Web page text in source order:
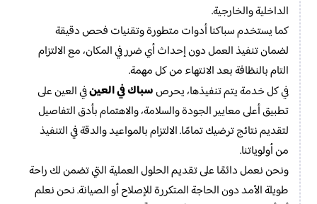
الداخلية والخارجية.
كما يستخدم سباكنا أدوات متطورة وتقنيات فحص دقيقة
لضمان تنفيذ العمل دون إحداث أي ضرر في المكان، مع الالتزام
التام بالنظافة بعد الانتهاء من كل مهمة.
في كل خدمة يتم تنفيذها، يحرصسباك في العينفي العين على
تطبيق أعلى معايير الجودة والسلامة، والاهتمام بأدق التفاصيل
لتقديم نتائج ترضيك تمامًا. الالتزام بالمواعيد والدقة في التنفيذ
من أولوياتنا.
ونحن نعمل دائمًا على تقديم الحلول العملية التي تضمن لك راحة
طويلة الأمد دون الحاجة المتكررة للإصلاح أو الصيانة. نحن نعلم